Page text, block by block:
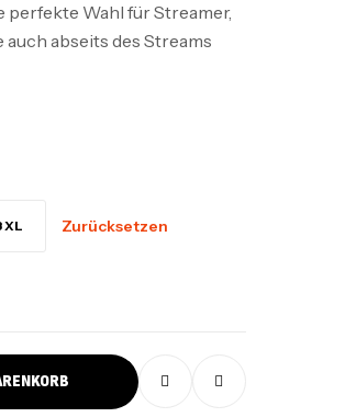
Wahl für Streamer,
abseits des Streams
XL Zurücksetzen